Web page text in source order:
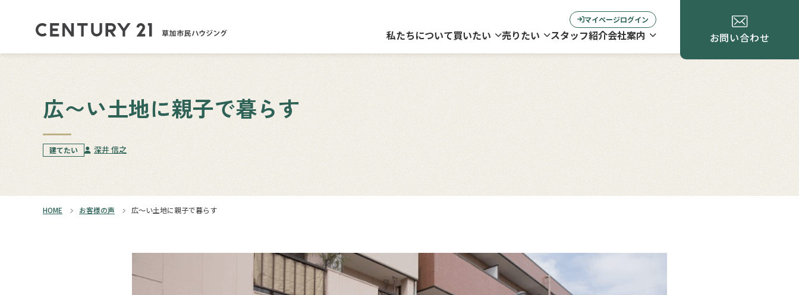
マイページログイン
私たちについて買いたい 売りたい スタッフ紹介会社案内 お問い合わせ
広〜い土地に親子で暮らす
建てたい 深井 信之
HOME お客様の声 広〜い土地に親子で暮らす